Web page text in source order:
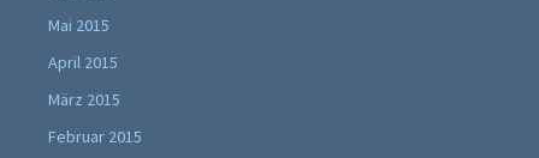
Mai 2015
April 2015
März 2015
Februar 2015